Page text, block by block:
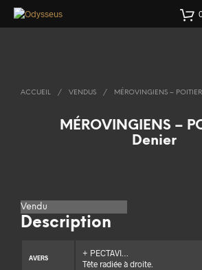
ACCUEIL / VENDUS / MÉROVINGIENS –
MÉROVINGIENS –
Denier
Vendu
Description
AVERS
+ PECTAVI…
Tête radiée à droite.